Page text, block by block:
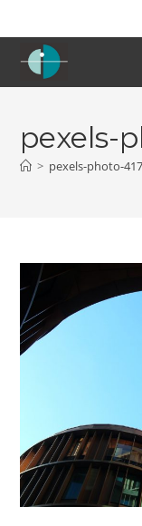
to
content
pexels-
> pexels-photo-